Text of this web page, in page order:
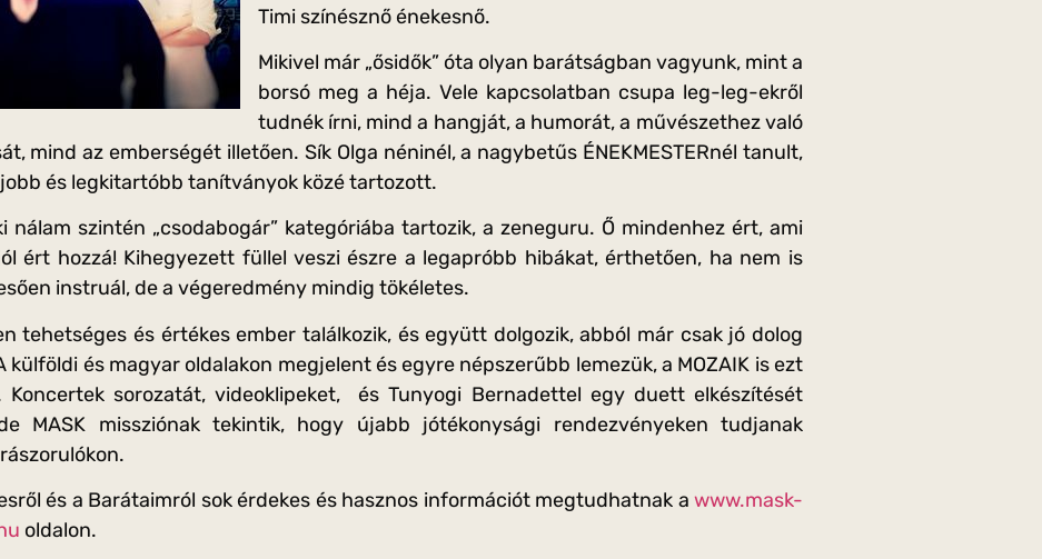
Timi színésznő énekesnő.
Mikivel már „ősidők” óta olyan barátságban vagyunk, mint a
borsó meg a héja. Vele kapcsolatban csupa leg-leg-ekről
tudnék írni, mind a hangját, a humorát, a művészethez való
mind az emberségét illetően. Sík Olga néninél, a nagybetűs ÉNEKMESTERnél tanult,
és legkitartóbb tanítványok közé tartozott.
nálam szintén „csodabogár” kategóriába tartozik, a zeneguru. Ő mindenhez ért, ami
ért hozzá! Kihegyezett füllel veszi észre a legapróbb hibákat, érthetően, ha nem is
instruál, de a végeredmény mindig tökéletes.
tehetséges és értékes ember találkozik, és együtt dolgozik, abból már csak jó dolog
külföldi és magyar oldalakon megjelent és egyre népszerűbb lemezük, a MOZAIK is ezt
Koncertek sorozatát, videoklipeket, és Tunyogi Bernadettel egy duett elkészítését
MASK missziónak tekintik, hogy újabb jótékonysági rendezvényeken tudjanak
és a Barátaimról sok érdekes és hasznos információt megtudhatnak a www.mask-
oldalon.